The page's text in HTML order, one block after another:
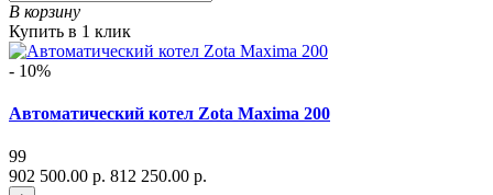
В корзину
Купить в 1 клик
- 10%
Автоматический котел Zota Maxima 200
99
902 500.00 р. 812 250.00 р.